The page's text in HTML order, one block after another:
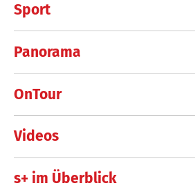
Sport
Panorama
OnTour
Videos
s+ im Überblick